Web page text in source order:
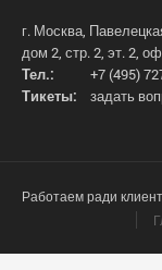
г. Москва,
дом 2, стр. 2, эт. 2,
Тел.:
+7 (495)
Тикеты:
задать
Работаем ради